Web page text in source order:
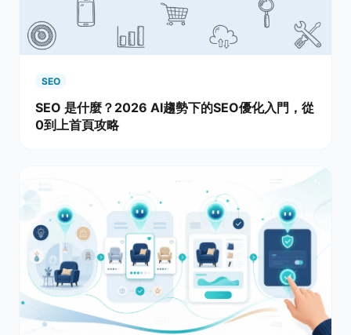
SEO
SEO 是什麼？2026 AI趨勢下的SEO優化入門，從
0到上首頁攻略